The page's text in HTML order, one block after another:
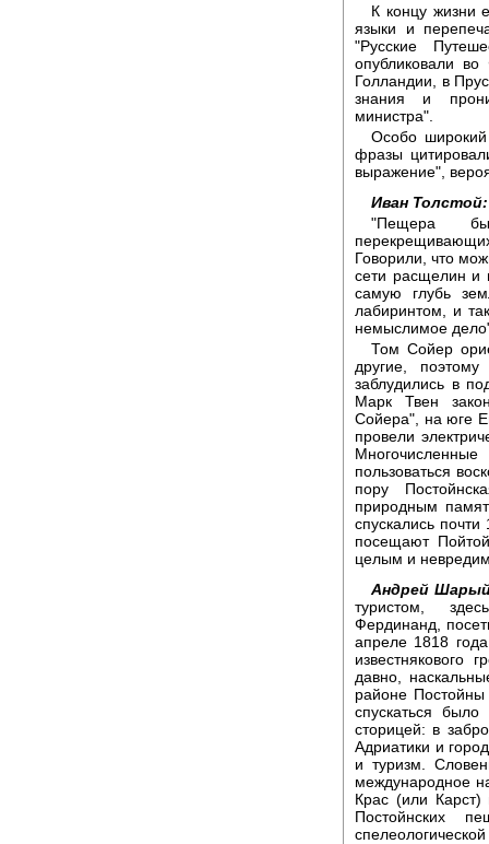
К концу жизни
языки и
"Русские
опубликовали
Голландии, в
знания и
министра".
Особо широкий
фразы
выражение",
Иван Толстой:
"Пещера
Говорили, что
сети расщелин и
самую глубь
лабиринтом, и
немыслимое
Том Сойер
другие,
заблудились в
Марк Твен
Сойера", на юге
провели
пользоваться
пору
природным
спускались
посещают
целым и
Андрей
туристом,
Фердинанд,
апреле 1818
давно,
районе
спускаться
сторицей: в
Адриатики и
и туризм.
международное
Крас (или Карст)
Постойнских